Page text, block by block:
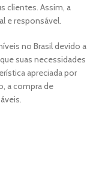
clientes. Assim, a
e responsável.
no Brasil devido a
suas necessidades
apreciada por
a compra de